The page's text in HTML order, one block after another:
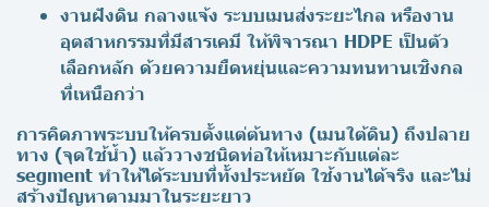
งานฝังดิน กลางแจ้ง ระบบเมนส่งระยะไกล หรืองาน
อุตสาหกรรมที่มีสารเคมี ให้พิจารณา HDPE เป็นตัว
เลือกหลัก ด้วยความยืดหยุ่นและความทนทานเชิงกล
ที่เหนือกว่า
การคิดภาพระบบให้ครบตั้งแต่ต้นทาง (เมนใต้ดิน) ถึงปลาย
ทาง (จุดใช้น้ำ) แล้ววางชนิดท่อให้เหมาะกับแต่ละ
segment ทำให้ได้ระบบที่ทั้งประหยัด ใช้งานได้จริง และไม่
สร้างปัญหาตามมาในระยะยาว